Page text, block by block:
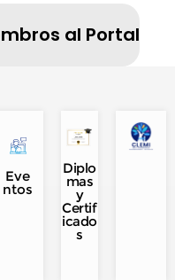
al Portal
Eve
ntos
Diplo
mas
y
Certif
icado
s